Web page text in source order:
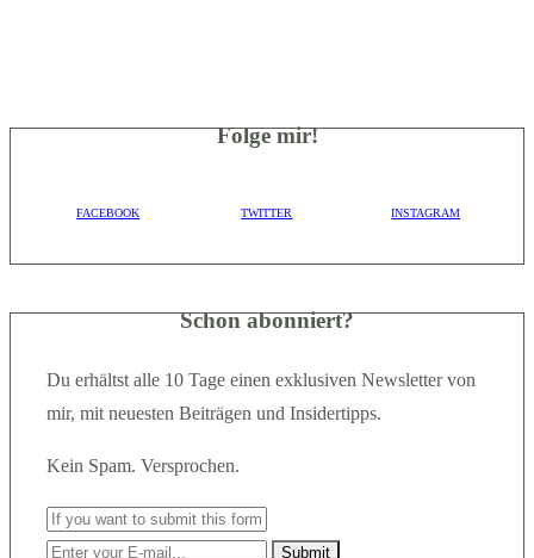
Folge mir!
FACEBOOK TWITTER INSTAGRAM
Schon abonniert?
Du erhältst alle 10 Tage einen exklusiven Newsletter von
mir, mit neuesten Beiträgen und Insidertipps.
Kein Spam. Versprochen.